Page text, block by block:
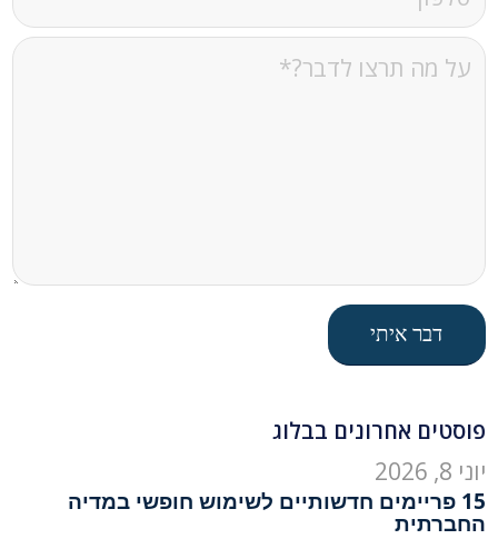
פוסטים אחרונים בבלוג
יוני 8, 2026
15 פריימים חדשותיים לשימוש חופשי במדיה
החברתית